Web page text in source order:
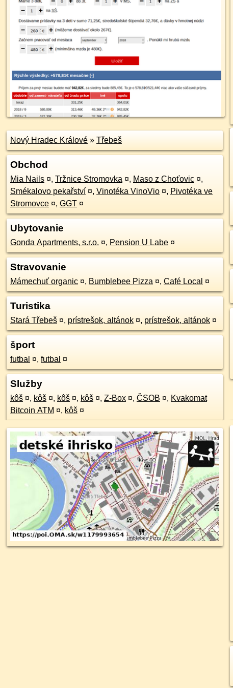
Nový Hradec Králové » Třebeš
Obchod
Mia Nails ¤, Tržnice Stromovka ¤, Maso z Choťovic ¤,
Smékalovo pekařství ¤, Vinotéka VinoVio ¤, Pivotéka ve
Stromovce ¤, GGT ¤
Ubytovanie
Gonda Apartments, s.r.o. ¤, Pension U Labe ¤
Stravovanie
Mámechuť organic ¤, Bumblebee Pizza ¤, Café Local ¤
Turistika
Stará Třebeš ¤, prístrešok, altánok ¤, prístrešok, altánok ¤
šport
futbal ¤, futbal ¤
Služby
kôš ¤, kôš ¤, kôš ¤, kôš ¤, Z-Box ¤, ČSOB ¤, Kvakomat
Bitcoin ATM ¤, kôš ¤